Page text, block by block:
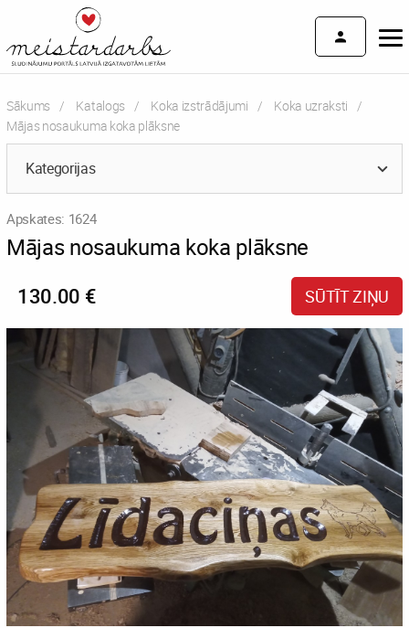
Sākums Katalogs Koka izstrādājumi
Koka uzraksti
Current:
Mājas nosaukuma koka plāksne
Kategorijas
Apskates: 1624
Mājas nosaukuma koka plāksne
130.00 € SŪTĪT ZIŅU